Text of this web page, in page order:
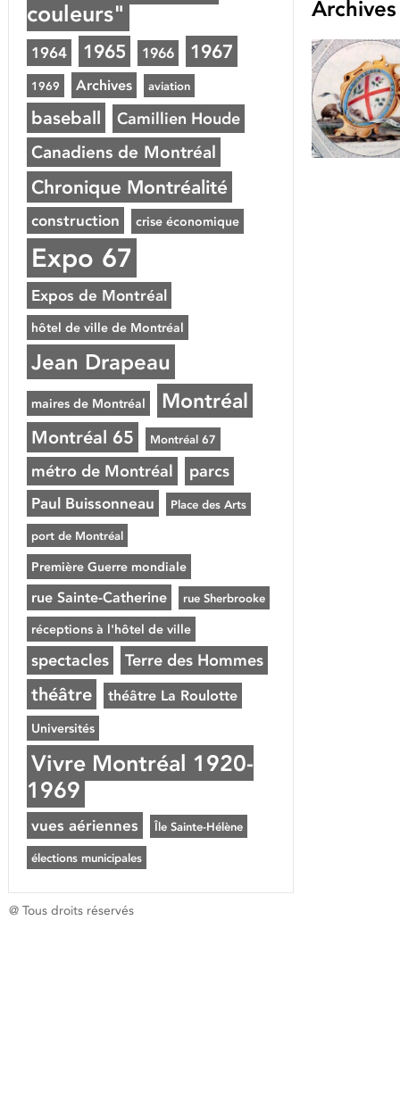
couleurs"
1964 1965 1966 1967
1969 Archives aviation
baseball Camillien Houde
Canadiens de Montréal
Chronique Montréalité
construction crise économique
Expo 67
Expos de Montréal
hôtel de ville de Montréal
Jean Drapeau
maires de Montréal Montréal
Montréal 65 Montréal 67
métro de Montréal parcs
Paul Buissonneau Place des Arts
port de Montréal
Première Guerre mondiale
rue Sainte-Catherine rue Sherbrooke
réceptions à l'hôtel de ville
spectacles Terre des Hommes
théâtre théâtre La Roulotte
Universités
Vivre Montréal 1920-
1969
vues aériennes Île Sainte-Hélène
élections municipales
@ Tous droits réservés